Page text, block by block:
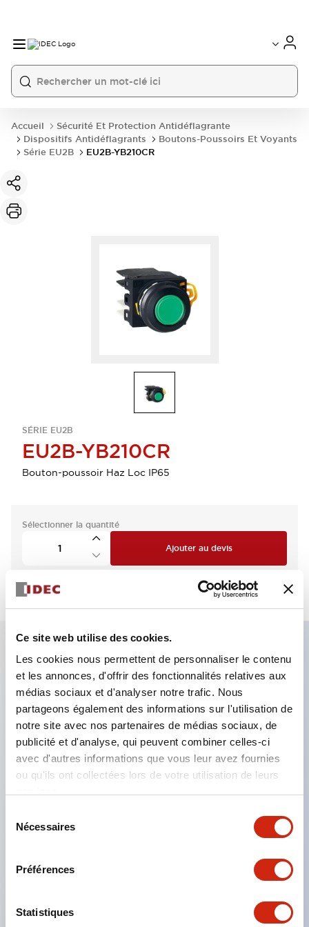
Ce site web utilise des cookies.
Les cookies nous permettent de personnaliser le contenu
et les annonces, d'offrir des fonctionnalités relatives aux
médias sociaux et d'analyser notre trafic. Nous
partageons également des informations sur l'utilisation de
notre site avec nos partenaires de médias sociaux, de
publicité et d'analyse, qui peuvent combiner celles-ci
avec d'autres informations que vous leur avez fournies
ou qu'ils ont collectées lors de votre utilisation de leurs
Nécessaires
Préférences
Statistiques
Accueil
Sécurité Et Protection Antidéflagrante
Dispositifs Antidéflagrants
Boutons-Poussoirs Et Voyants
Série EU2B
EU2B-YB210CR
SÉRIE EU2B
EU2B-YB210CR
Bouton-poussoir Haz Loc IP65
Sélectionner la quantité
Ajouter au devis
Caractéristiques clés
Applicable dans les atmosphères potentiellement
explosives
Classé Classe I, Zone 1
Homologations mondiales (UL, ATEX, CE)
Interrupteurs sélecteurs disponibles avec levier ou
Bornes à vis sécurisées contre les contacts